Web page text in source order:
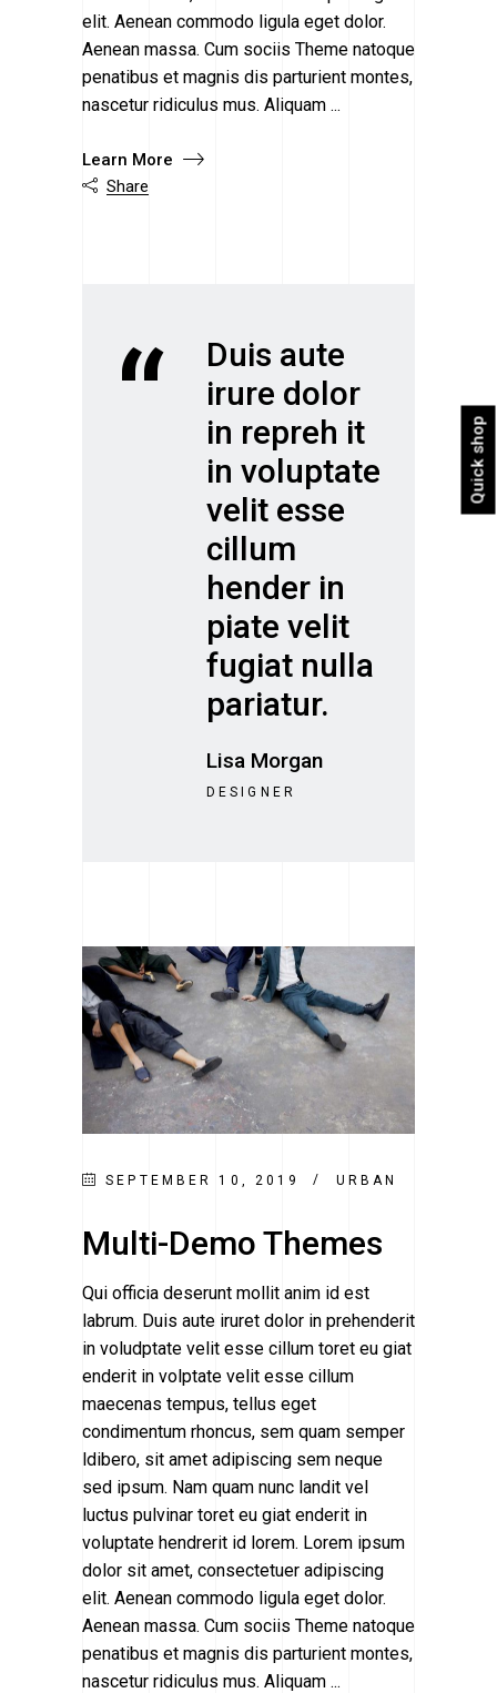
Quick shop
elit. Aenean commodo ligula eget dolor.
Aenean massa. Cum sociis Theme natoque
penatibus et magnis dis parturient montes,
nascetur ridiculus mus. Aliquam
Learn More
 Share
“
Duis aute
irure dolor
in repreh it
in voluptate
velit esse
cillum
hender in
piate velit
fugiat nulla
pariatur.
Lisa Morgan
DESIGNER
SEPTEMBER 10, 2019 URBAN
Multi-Demo Themes
Qui officia deserunt mollit anim id est
labrum. Duis aute iruret dolor in prehenderit
in voludptate velit esse cillum toret eu giat
enderit in volptate velit esse cillum
maecenas tempus, tellus eget
condimentum rhoncus, sem quam semper
ldibero, sit amet adipiscing sem neque
sed ipsum. Nam quam nunc landit vel
luctus pulvinar toret eu giat enderit in
voluptate hendrerit id lorem. Lorem ipsum
dolor sit amet, consectetuer adipiscing
elit. Aenean commodo ligula eget dolor.
Aenean massa. Cum sociis Theme natoque
penatibus et magnis dis parturient montes,
nascetur ridiculus mus. Aliquam